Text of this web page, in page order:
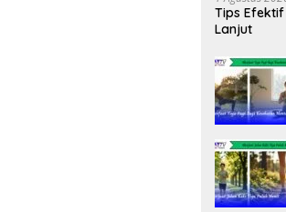
Tips
Lanjut